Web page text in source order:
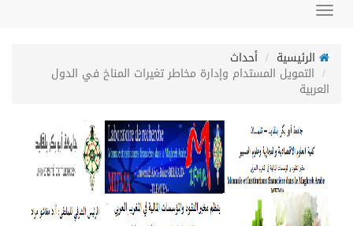
Toggle
الرئيسية
أحداث
التمويل المستدام وإدارة مخاطر تغيرات المناخ في الدول
العربية